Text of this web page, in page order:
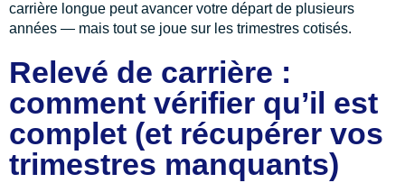
carrière longue peut avancer votre départ de plusieurs
années — mais tout se joue sur les trimestres cotisés.
Relevé de carrière :
comment vérifier qu’il est
complet (et récupérer vos
trimestres manquants)